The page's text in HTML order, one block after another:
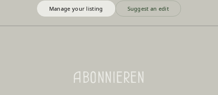
Manage your listing Suggest an edit
Abonnieren